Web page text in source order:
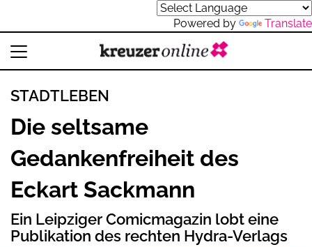
Powered by Translate
STADTLEBEN
Die seltsame
Gedankenfreiheit des
Eckart Sackmann
Ein Leipziger Comicmagazin lobt eine
Publikation des rechten Hydra-Verlags